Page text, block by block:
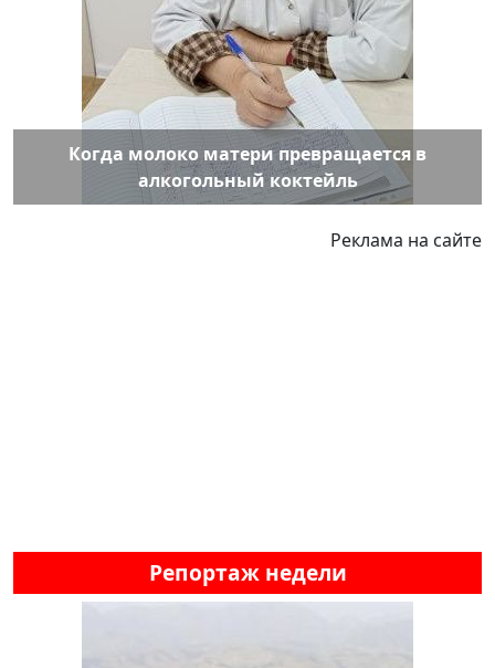
Когда молоко матери превращается в
алкогольный коктейль
Реклама на сайте
Репортаж недели